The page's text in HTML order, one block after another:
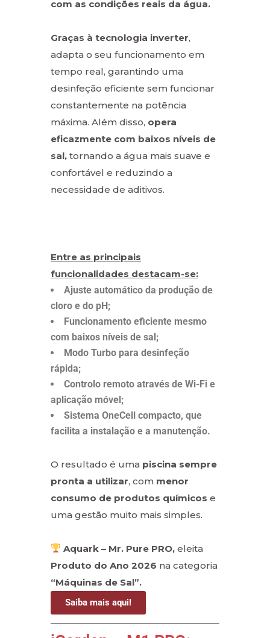
com as condições reais da água.
Graças à tecnologia inverter,
adapta o seu funcionamento em
tempo real, garantindo uma
desinfeção eficiente sem funcionar
constantemente na potência
máxima. Além disso, opera
eficazmente com baixos níveis de
sal, tornando a água mais suave e
confortável e reduzindo a
necessidade de aditivos.
Entre as principais
funcionalidades destacam-se:
Ajuste automático da produção de
cloro e do pH;
Funcionamento eficiente mesmo
com baixos níveis de sal;
Modo Turbo para desinfeção
rápida;
Controlo remoto através de Wi-Fi e
aplicação móvel;
Sistema OneCell compacto, que
facilita a instalação e a manutenção.
O resultado é uma piscina sempre
pronta a utilizar, com menor
consumo de produtos químicos e
uma gestão muito mais simples.
Aquark – Mr. Pure PRO, eleita
Produto do Ano 2026 na categoria
“Máquinas de Sal”.
Saiba mais aqui!